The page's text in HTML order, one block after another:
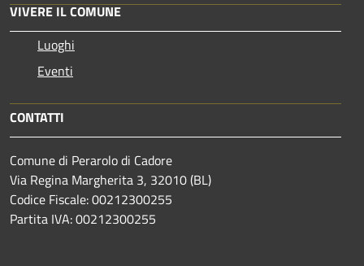
VIVERE IL COMUNE
Luoghi
Eventi
CONTATTI
Comune di Perarolo di Cadore
Via Regina Margherita 3, 32010 (BL)
Codice Fiscale: 00212300255
Partita IVA: 00212300255